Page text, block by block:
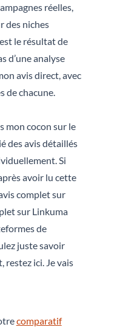
réelles,
des niches
le résultat de
d’une analyse
avis direct, avec
de chacune.
mon cocon sur le
des avis détaillés
Si
avoir lu cette
complet sur
sur Linkuma
de
juste savoir
restez ici. Je vais
comparatif